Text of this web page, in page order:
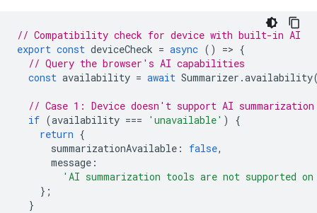
// Compatibility check for device with built-in AI
export const deviceCheck = async () => {
// Query the browser's AI capabilities
const availability = await Summarizer .availability
// Case 1: Device doesn't support AI summarization
if (availability === 'unavailable' )
{
return {
summarizationAvailable : false,
message :
'AI summarization tools are not supported
};
}